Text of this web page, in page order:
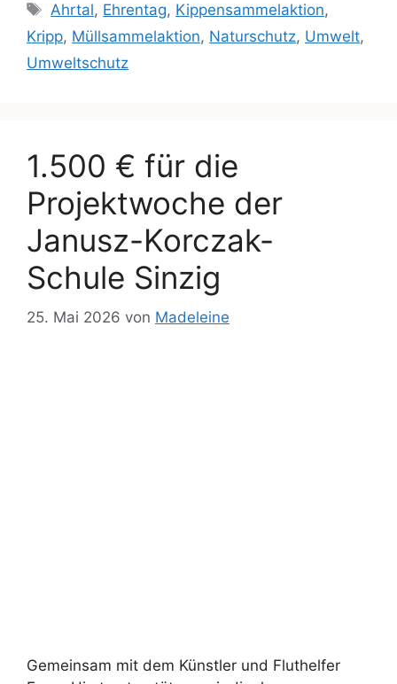
Ahrtal, Ehrentag, Kippensammelaktion,
Kripp, Müllsammelaktion, Naturschutz, Umwelt,
Umweltschutz
1.500 € für die
Projektwoche der
Janusz-Korczak-
Schule Sinzig
25. Mai 2026 von Madeleine
Gemeinsam mit dem Künstler und Fluthelfer